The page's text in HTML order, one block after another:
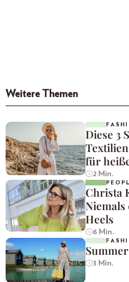
Weitere Themen
Diese 3
für
2 Min.
Christa
Niemals
Heels
6 Min.
3 Min.